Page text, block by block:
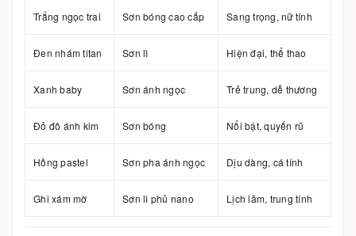
Trắng ngọc trai Sơn bóng cao cấp Sang trọng, nữ tính
Đen nhám titan Sơn lì Hiện đại, thể thao
Xanh baby Sơn ánh ngọc Trẻ trung, dễ thương
Đỏ đô ánh kim Sơn bóng Nổi bật, quyến rũ
Hồng pastel Sơn pha ánh ngọc Dịu dàng, cá tính
Ghi xám mờ Sơn lì phủ nano Lịch lãm, trung tính